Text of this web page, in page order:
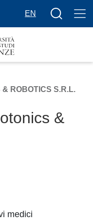
EN
Bottone
& ROBOTICS S.R.L.
&
medici